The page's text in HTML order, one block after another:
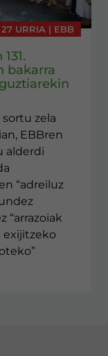
27 URRIA | EBB
bakarra
sortu zela
EBBren
alderdi
“adreiluz
“arrazoiak
exijitzeko